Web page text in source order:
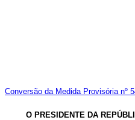
Conversão da Medida Provisória nº
O PRESIDENTE DA